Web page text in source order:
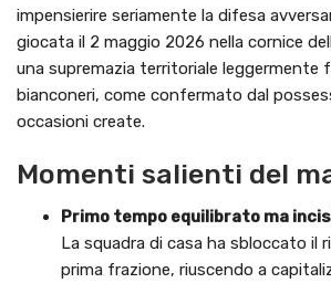
impensierire seriamente la difesa
giocata il 2 maggio 2026 nella cornice
una supremazia territoriale leggermente
bianconeri, come confermato dal
occasioni create.
Momenti salienti del
Primo tempo equilibrato ma
La squadra di casa ha sbloccato il
prima frazione, riuscendo a